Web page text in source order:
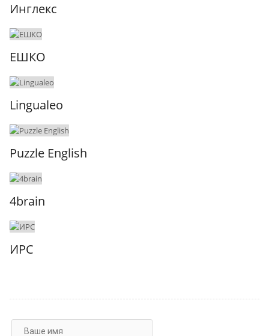
Инглекс
ЕШКО
Lingualeo
Puzzle English
4brain
ИРС